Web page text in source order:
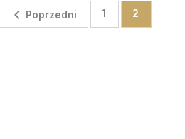
 Poprzedni 1 2